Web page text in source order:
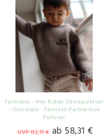
Famvibes - Hey Kiddo Strickpullover
- chocolate - Familien Partnerlook
Pullover
UVP 82,11 € ab 58,31 €